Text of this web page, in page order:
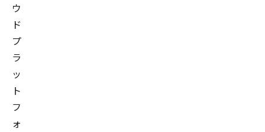
ウ
ド
プ
ラ
ッ
ト
フ
ォ